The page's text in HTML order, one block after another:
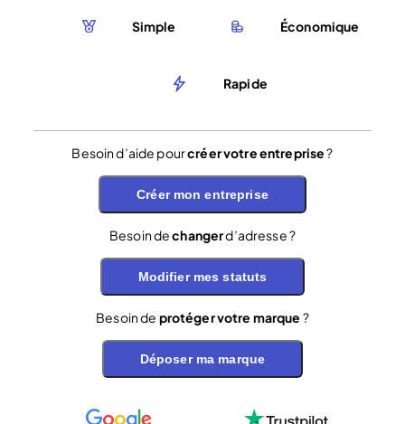
Simple Économique
Rapide
Besoin d’aide pourcréer votre entreprise?
Créer mon entreprise
Besoin dechangerd’adresse ?
Modifier mes statuts
Besoin de protéger votre marque ?
Déposer ma marque